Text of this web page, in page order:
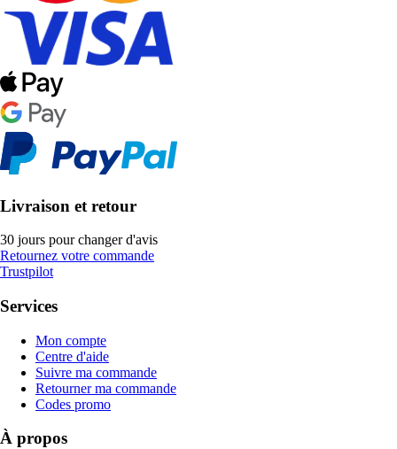
Livraison et retour
30 jours pour changer d'avis
Retournez votre commande
Trustpilot
Services
Mon compte
Centre d'aide
Suivre ma commande
Retourner ma commande
Codes promo
À propos